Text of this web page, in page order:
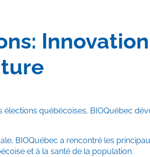
élections québécoises, BIOQuébec
BIOQuébec a rencontré les
et à la santé de la population.